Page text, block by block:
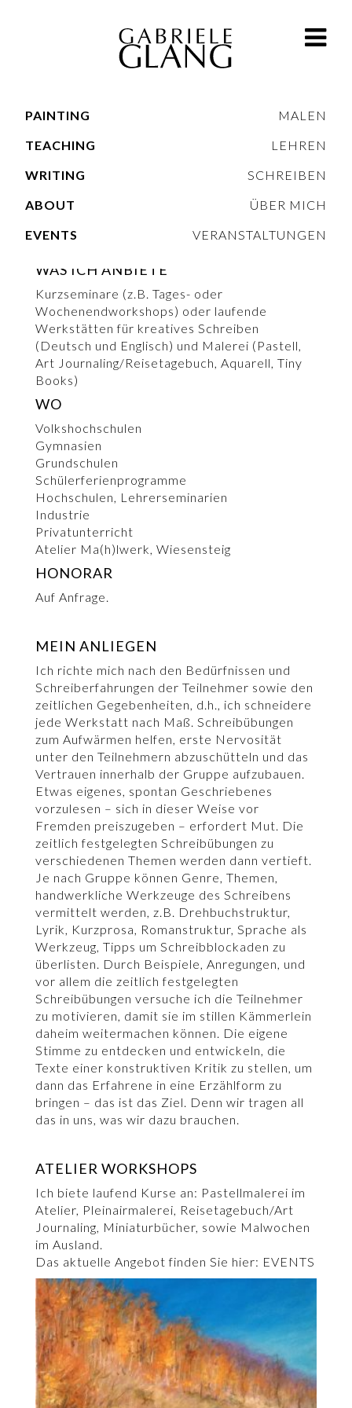
PAINTING
TEACHING
WRITING
ABOUT
EVENTS
MALEN
LEHREN
SCHREIBEN
ÜBER MICH
VERANSTALTUNGEN
WAS ICH ANBIETE
Kurzseminare (z.B. Tages- oder
Wochenendworkshops) oder laufende
Werkstätten für kreatives Schreiben
(Deutsch und Englisch) und Malerei (Pastell,
Art Journaling/Reisetagebuch, Aquarell, Tiny
Books)
WO
Volkshochschulen
Gymnasien
Grundschulen
Schülerferienprogramme
Hochschulen, Lehrerseminarien
Industrie
Privatunterricht
Atelier Ma(h)lwerk, Wiesensteig
HONORAR
Auf Anfrage.
MEIN ANLIEGEN
Ich richte mich nach den Bedürfnissen und
Schreiberfahrungen der Teilnehmer sowie den
zeitlichen Gegebenheiten, d.h., ich schneidere
jede Werkstatt nach Maß. Schreibübungen
zum Aufwärmen helfen, erste Nervosität
unter den Teilnehmern abzuschütteln und das
Vertrauen innerhalb der Gruppe aufzubauen.
Etwas eigenes, spontan Geschriebenes
vorzulesen – sich in dieser Weise vor
Fremden preiszugeben – erfordert Mut. Die
zeitlich festgelegten Schreibübungen zu
verschiedenen Themen werden dann vertieft.
Je nach Gruppe können Genre, Themen,
handwerkliche Werkzeuge des Schreibens
vermittelt werden, z.B. Drehbuchstruktur,
Lyrik, Kurzprosa, Romanstruktur, Sprache als
Werkzeug, Tipps um Schreibblockaden zu
überlisten. Durch Beispiele, Anregungen, und
vor allem die zeitlich festgelegten
Schreibübungen versuche ich die Teilnehmer
zu motivieren, damit sie im stillen Kämmerlein
daheim weitermachen können. Die eigene
Stimme zu entdecken und entwickeln, die
Texte einer konstruktiven Kritik zu stellen, um
dann das Erfahrene in eine Erzählform zu
bringen – das ist das Ziel. Denn wir tragen all
das in uns, was wir dazu brauchen.
ATELIER WORKSHOPS
Ich biete laufend Kurse an: Pastellmalerei im
Atelier, Pleinairmalerei, Reisetagebuch/Art
Journaling, Miniaturbücher, sowie Malwochen
im Ausland.
Das aktuelle Angebot finden Sie hier: EVENTS